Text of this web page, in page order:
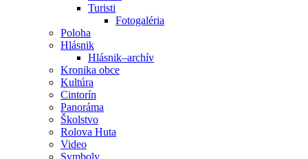
Turisti
Fotogaléria
Poloha
Hlásnik
Hlásnik–archív
Kronika obce
Kultúra
Cintorín
Panoráma
Školstvo
Rolova Huta
Video
Symboly